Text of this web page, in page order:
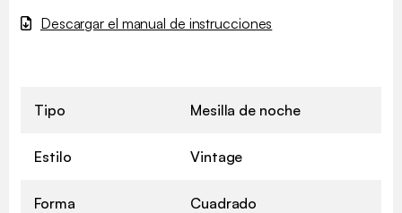
Descargar el manual de instrucciones
Tipo Mesilla de noche
Estilo Vintage
Forma Cuadrado